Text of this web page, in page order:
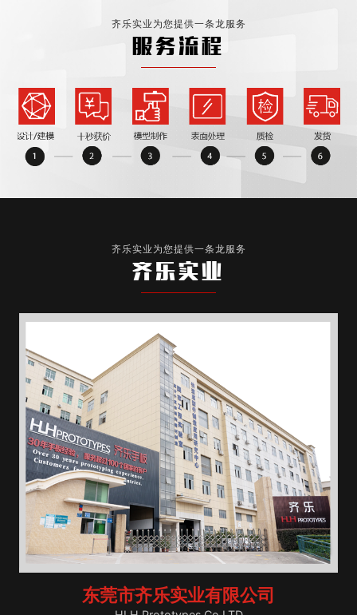
齐乐实业为您提供一条龙服务
服务流程
齐乐实业为您提供一条龙服务
齐乐实业
东莞市齐乐实业有限公司